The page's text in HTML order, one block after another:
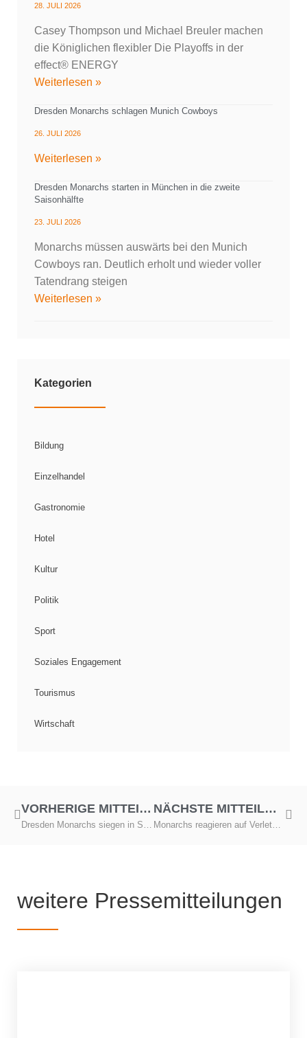
28. JULI 2026
Casey Thompson und Michael Breuler machen
die Königlichen flexibler Die Playoffs in der
effect® ENERGY
Weiterlesen »
Dresden Monarchs schlagen Munich Cowboys
26. JULI 2026
Weiterlesen »
Dresden Monarchs starten in München in die zweite
Saisonhälfte
23. JULI 2026
Monarchs müssen auswärts bei den Munich
Cowboys ran. Deutlich erholt und wieder voller
Tatendrang steigen
Weiterlesen »
Kategorien
Bildung
Einzelhandel
Gastronomie
Hotel
Kultur
Politik
Sport
Soziales Engagement
Tourismus
Wirtschaft
VORHERIGE MITTEILUNG
Dresden Monarchs siegen in Schwäbisch Hall
NÄCHSTE MITTEILUNG
Monarchs reagieren auf Verletzungspech
weitere Pressemitteilungen